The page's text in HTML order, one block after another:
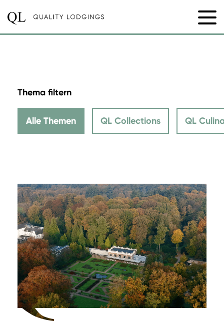
Thema filtern
Alle Themen QL Collections QL